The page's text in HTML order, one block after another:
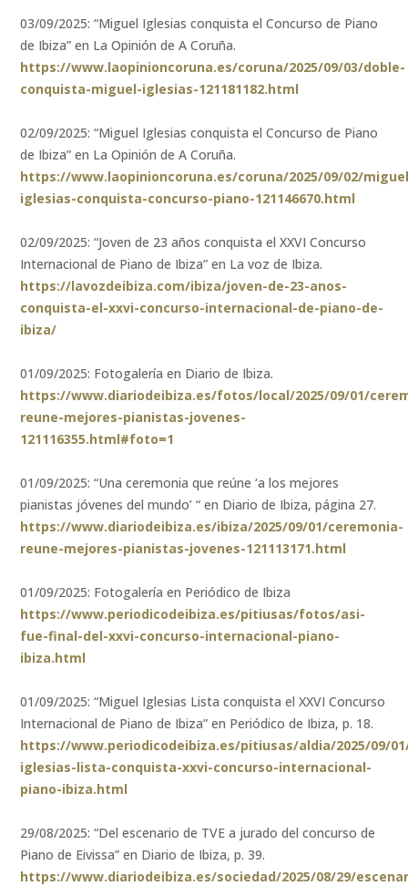
03/09/2025: “Miguel Iglesias conquista el Concurso de Piano
de Ibiza” en La Opinión de A Coruña.
https://www.laopinioncoruna.es/coruna/2025/09/03/doble-
conquista-miguel-iglesias-121181182.html
02/09/2025: “Miguel Iglesias conquista el Concurso de Piano
de Ibiza” en La Opinión de A Coruña.
https://www.laopinioncoruna.es/coruna/2025/09/02/
iglesias-conquista-concurso-piano-121146670.html
02/09/2025: “Joven de 23 años conquista el XXVI Concurso
Internacional de Piano de Ibiza” en La voz de Ibiza.
https://lavozdeibiza.com/ibiza/joven-de-23-anos-
conquista-el-xxvi-concurso-internacional-de-piano-de-
ibiza/
01/09/2025: Fotogalería en Diario de Ibiza.
https://www.diariodeibiza.es/fotos/local/2025/09/01/
reune-mejores-pianistas-jovenes-
121116355.html#foto=1
01/09/2025: “Una ceremonia que reúne ‘a los mejores
pianistas jóvenes del mundo’ “ en Diario de Ibiza, página 27.
https://www.diariodeibiza.es/ibiza/2025/09/01/ceremonia-
reune-mejores-pianistas-jovenes-121113171.html
01/09/2025: Fotogalería en Periódico de Ibiza
https://www.periodicodeibiza.es/pitiusas/fotos/asi-
fue-final-del-xxvi-concurso-internacional-piano-
ibiza.html
01/09/2025: “Miguel Iglesias Lista conquista el XXVI Concurso
Internacional de Piano de Ibiza” en Periódico de Ibiza, p. 18.
https://www.periodicodeibiza.es/pitiusas/aldia/2025/09/
iglesias-lista-conquista-xxvi-concurso-internacional-
piano-ibiza.html
29/08/2025: “Del escenario de TVE a jurado del concurso de
Piano de Eivissa” en Diario de Ibiza, p. 39.
https://www.diariodeibiza.es/sociedad/2025/08/29/